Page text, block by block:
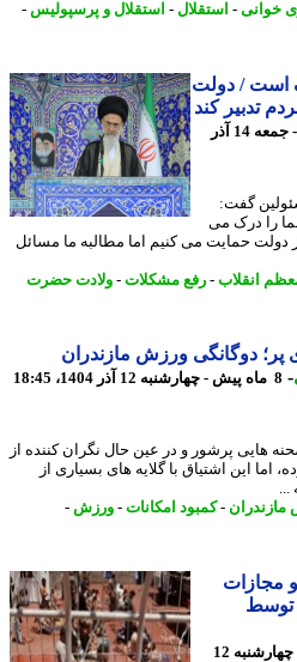
- استقلال-استقلال و پرسپولیس-
/ دولت
کند
8 ماه پیش - جمعه 14 آذر
گفت:
درک می
حمایت می کنیم اما مطالبه ما مسائل
انقلاب-رفع مشکلات-ولادت حضرت
دوگانگی ورزش مازندران
پرشور و در عین حال نگران کننده از
اشتیاق با گلایه های بسیاری از
- کمبود امکانات-ورزش -
8 ماه پیش - چهارشنبه 12